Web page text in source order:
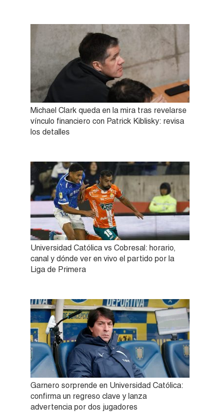
Michael Clark queda en la mira tras revelarse
vínculo financiero con Patrick Kiblisky: revisa
los detalles
Universidad Católica vs Cobresal: horario,
canal y dónde ver en vivo el partido por la
Liga de Primera
Garnero sorprende en Universidad Católica:
confirma un regreso clave y lanza
advertencia por dos jugadores